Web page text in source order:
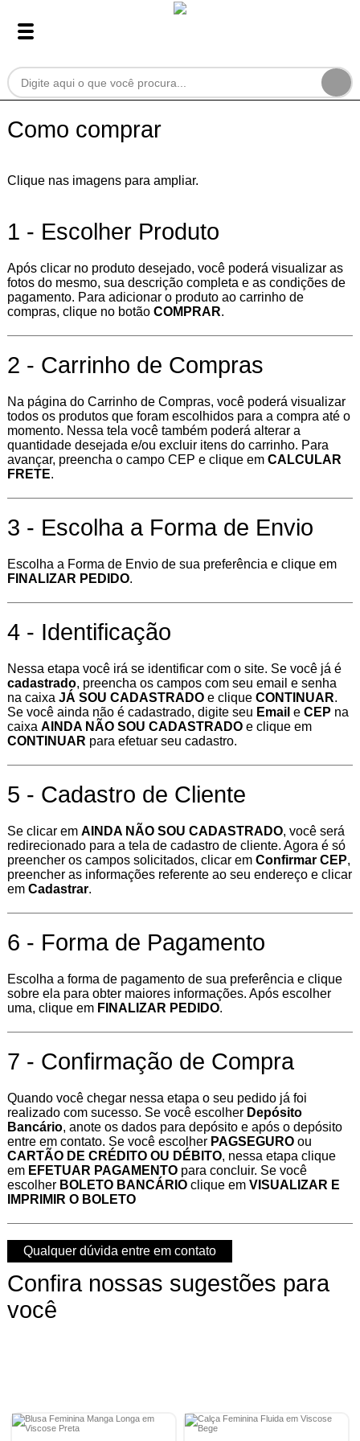
Como comprar
Clique nas imagens para ampliar.
1 - Escolher Produto
Após clicar no produto desejado, você poderá visualizar as
fotos do mesmo, sua descrição completa e as condições de
pagamento. Para adicionar o produto ao carrinho de
compras, clique no botão COMPRAR.
2 - Carrinho de Compras
Na página do Carrinho de Compras, você poderá visualizar
todos os produtos que foram escolhidos para a compra até o
momento. Nessa tela você também poderá alterar a
quantidade desejada e/ou excluir itens do carrinho. Para
avançar, preencha o campo CEP e clique em CALCULAR
FRETE.
3 - Escolha a Forma de Envio
Escolha a Forma de Envio de sua preferência e clique em
FINALIZAR PEDIDO.
4 - Identificação
Nessa etapa você irá se identificar com o site. Se você já é
cadastrado, preencha os campos com seu email e senha
na caixa JÁ SOU CADASTRADOe clique CONTINUAR.
Se você ainda não é cadastrado, digite seu Email e CEP na
caixa AINDA NÃO SOU CADASTRADOe clique em
CONTINUAR para efetuar seu cadastro.
5 - Cadastro de Cliente
Se clicar em AINDA NÃO SOU CADASTRADO, você ser
redirecionado para a tela de cadastro de cliente. Agora é só
preencher os campos solicitados, clicar em Confirmar CEP,
preencher as informações referente ao seu endereço e clicar
em Cadastrar.
6 - Forma de Pagamento
Escolha a forma de pagamento de sua preferência e clique
sobre ela para obter maiores informações. Após escolher
uma, clique em FINALIZAR PEDIDO.
7 - Confirmação de Compra
Quando você chegar nessa etapa o seu pedido já foi
realizado com sucesso. Se você escolher Depósito
Bancário, anote os dados para depósito e após o depósito
entre em contato. Se você escolher PAGSEGUROou
CARTÃO DE CRÉDITO OU DÉBITO, nessa etapa clique
em EFETUAR PAGAMENTOpara concluir. Se você
escolher BOLETO BANCÁRIOclique em VISUALIZAR E
IMPRIMIR O BOLETO
Qualquer dúvida entre em contato
Confira nossas sugestões para
você